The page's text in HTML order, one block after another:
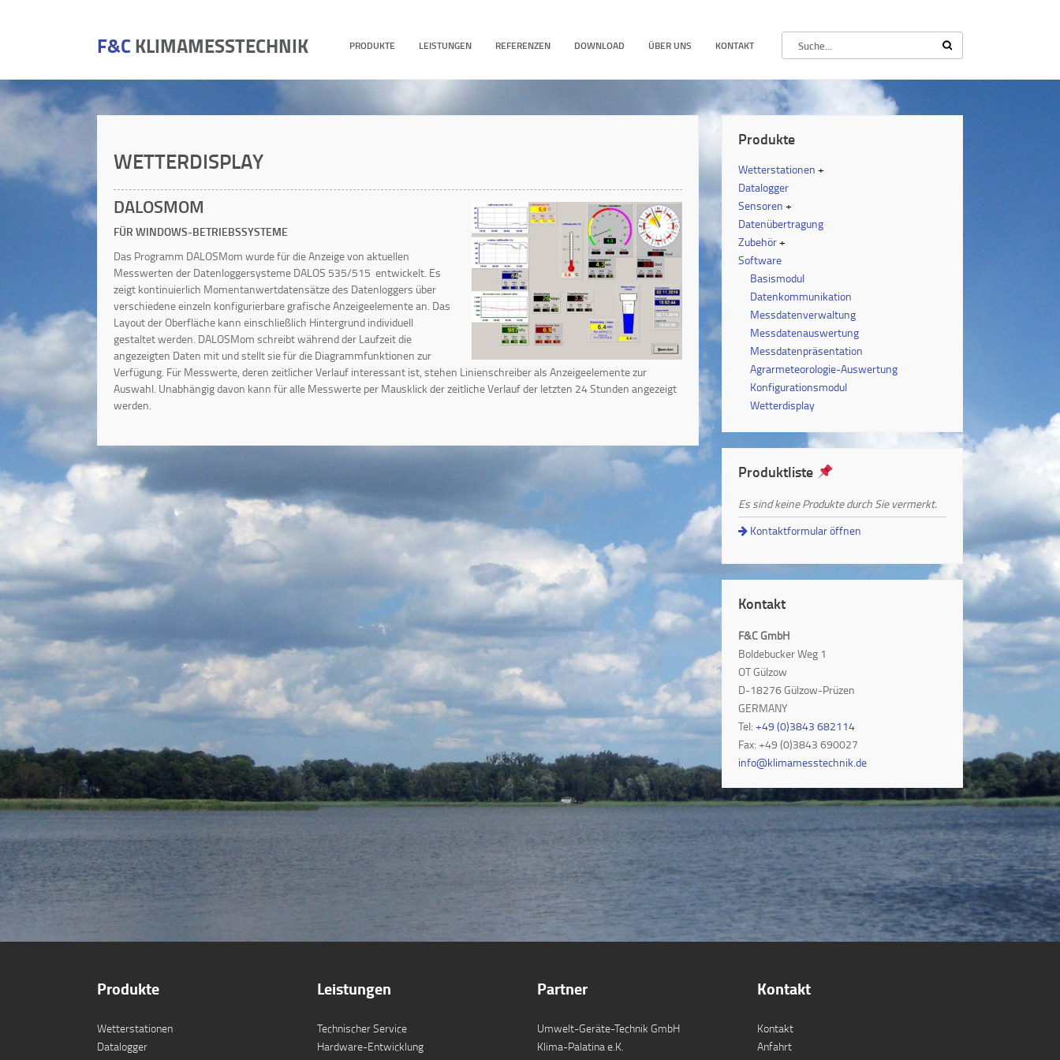
F&C KLIMAMESSTECHNIK PRODUKTE LEISTUNGEN REFERENZEN DOWNLOAD ÜBER UNS KONTAKT
WETTERDISPLAY
DALOSMOM
FÜR WINDOWS-BETRIEBSSYSTEME
Das Programm DALOSMom wurde für die Anzeige von aktuellen
Messwerten der Datenloggersysteme DALOS 535/515 entwickelt. Es
zeigt kontinuierlich Momentanwertdatensätze des Datenloggers über
verschiedene einzeln konfigurierbare grafische Anzeigeelemente an. Das
Layout der Oberfläche kann einschließlich Hintergrund individuell
gestaltet werden. DALOSMom schreibt während der Laufzeit die
angezeigten Daten mit und stellt sie für die Diagrammfunktionen zur
Verfügung. Für Messwerte, deren zeitlicher Verlauf interessant ist, stehen Linienschreiber als Anzeigeelemente zur
Auswahl. Unabhängig davon kann für alle Messwerte per Mausklick der zeitliche Verlauf der letzten 24 Stunden angezeigt
werden.
Produkte
Wetterstationen
Datalogger
Sensoren
Datenübertragung
Zubehör
Software
Basismodul
Datenkommunikation
Messdatenverwaltung
Messdatenauswertung
Messdatenpräsentation
Agrarmeteorologie-Auswertung
Konfigurationsmodul
Wetterdisplay
Produktliste
Es sind keine Produkte durch Sie vermerkt.
Kontaktformular öffnen
Kontakt
F&C GmbH
Boldebucker Weg 1
OT Gülzow
D-18276 Gülzow-Prüzen
GERMANY
Tel:+49 (0)3843 682114
Fax: +49 (0)3843 690027
info@klimamesstechnik.de
Produkte
Wetterstationen
Datalogger
Leistungen
Technischer Service
Hardware-Entwicklung
Partner
Umwelt-Geräte-Technik GmbH
Klima-Palatina e.K.
Kontakt
Kontakt
Anfahrt